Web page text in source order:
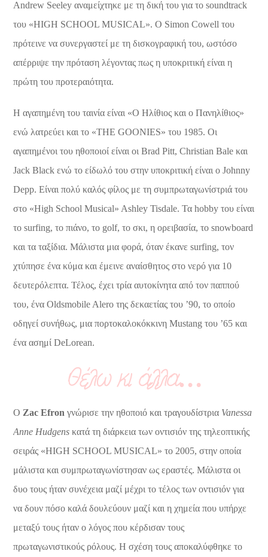
Andrew Seeley αναμείχτηκε με τη δική του για το soundtrack
του «HIGH SCHOOL MUSICAL». Ο Simon Cowell του
πρότεινε να συνεργαστεί με τη δισκογραφική του, ωστόσο
απέρριψε την πρόταση λέγοντας πως η υποκριτική είναι η
πρώτη του προτεραιότητα.
Η αγαπημένη του ταινία είναι «Ο Ηλίθιος και ο Πανηλίθιος»
ενώ λατρεύει και το «THE GOONIES» του 1985. Οι
αγαπημένοι του ηθοποιοί είναι οι Brad Pitt, Christian Bale και
Jack Black ενώ το είδωλό του στην υποκριτική είναι ο Johnny
Depp. Είναι πολύ καλός φίλος με τη συμπρωταγωνίστριά του
στο «High School Musical» Ashley Tisdale. Τα hobby του είναι
το surfing, το πιάνο, το golf, το σκι, η ορειβασία, το snowboard
και τα ταξίδια. Μάλιστα μια φορά, όταν έκανε surfing, τον
χτύπησε ένα κύμα και έμεινε αναίσθητος στο νερό για 10
δευτερόλεπτα. Τέλος, έχει τρία αυτοκίνητα από τον παππού
του, ένα Oldsmobile Alero της δεκαετίας του ’90, το οποίο
οδηγεί συνήθως, μια πορτοκαλοκόκκινη Mustang του ’65 και
ένα ασημί DeLorean.
Θέλω κι άλλα…
O Zac Efron γνώρισε την ηθοποιό και τραγουδίστρια Vanessa
Anne Hudgens κατά τη διάρκεια των οντισιόν της τηλεοπτικής
σειράς «HIGH SCHOOL MUSICAL» το 2005, στην οποία
μάλιστα και συμπρωταγωνίστησαν ως εραστές. Μάλιστα οι
δυο τους ήταν συνέχεια μαζί μέχρι το τέλος των οντισιόν για
να δουν πόσο καλά δουλεύουν μαζί και η χημεία που υπήρχε
μεταξύ τους ήταν ο λόγος που κέρδισαν τους
πρωταγωνιστικούς ρόλους. Η σχέση τους αποκαλύφθηκε το